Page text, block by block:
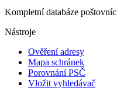
Kompletní databáze
Nástroje
Ověření adresy
Mapa schránek
Porovnání PSČ
Vložit vyhledávač